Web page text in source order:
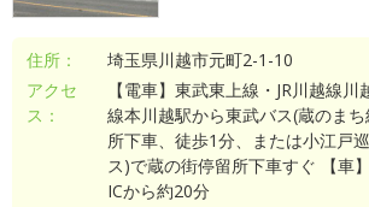
住所：
埼玉県川越市元町2-1-10
アクセ
ス：
【電車】東武東上線・JR川越線
線本川越駅から東武バス(蔵のま
所下車、徒歩1分、または小江戸
ス)で蔵の街停留所下車すぐ 【車
ICから約20分